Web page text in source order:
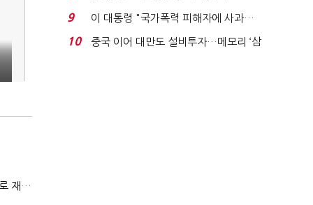
전쟁에 원유 공급망 흔들리자…K-정유, 에너지안보 핵심으로 재부상
빈 매대 채우며 문 연 ...
9
이 대통령 "국가폭력 피해자에 사과…
적극적 조사로 진...
10
중국 이어 대만도 설비투자…메모리 ‘삼